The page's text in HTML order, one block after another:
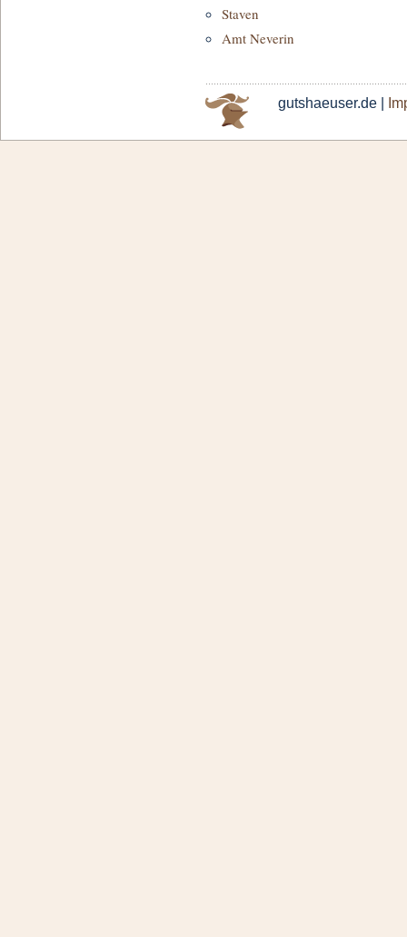
Staven
Amt Neverin
gutshaeuser.de |